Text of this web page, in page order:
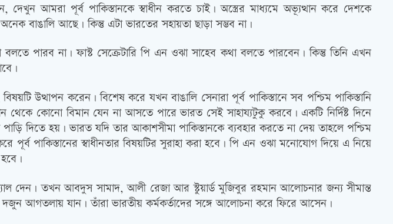
আমরা পূর্ব পাকিস্তানকে স্বাধীন করতে চাই। অস্ত্রের মাধ্যমে অভ্যূত্থান করে দেশকে
বাঙালি আছে। কিন্তু এটা ভারতের সহায়তা ছাড়া সম্ভব না।
পারব না। ফাস্ট সেক্রেটারি পি এন ওঝা সাহেব কথা বলতে পারবেন। কিন্তু তিনি এখন
উত্থাপন করেন। বিশেষ করে যখন বাঙালি সেনারা পূর্ব পাকিস্তানে সব পশ্চিম পাকিস্তানি
থেকে কোনো বিমান যেন না আসতে পারে ভারত সেই সাহায্যটুকু করবে। একটি নির্দিষ্ট দিনে
দিতে হয়। ভারত যদি তার আকাশসীমা পাকিস্তানকে ব্যবহার করতে না দেয় তাহলে পশ্চিম
পাকিস্তানের স্বাধীনতার বিষয়টির সুরাহা করা হবে। পি এন ওঝা মনোযোগ দিয়ে এ নিয়ে
দেন। তখন আবদুস সামাদ, আলী রেজা আর স্টুয়ার্ড মুজিবুর রহমান আলোচনার জন্য সীমান্ত
আগতলায় যান। তাঁরা ভারতীয় কর্মকর্তাদের সঙ্গে আলোচনা করে ফিরে আসেন।